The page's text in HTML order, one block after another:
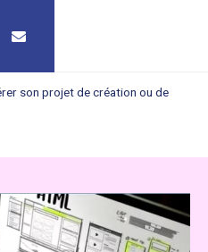
son projet de création ou de